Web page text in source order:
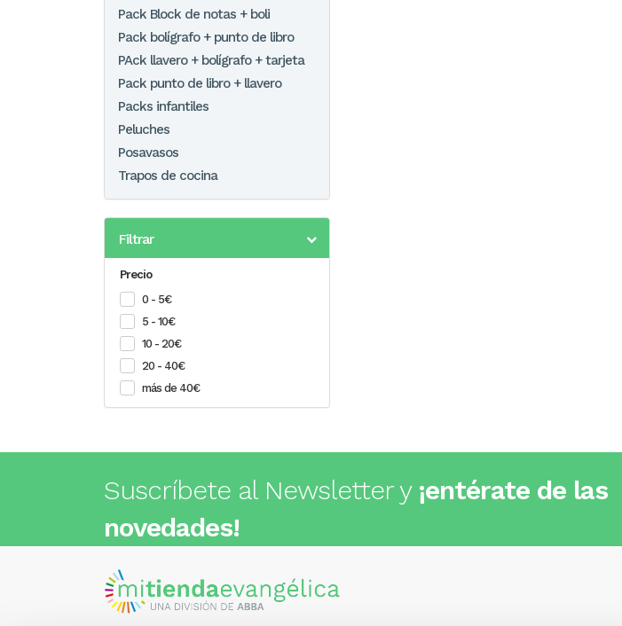
Pack Block de notas + boli
Pack bolígrafo + punto de libro
PAck llavero + bolígrafo + tarjeta
Pack punto de libro + llavero
Packs infantiles
Peluches
Posavasos
Trapos de cocina
Filtrar
Precio
0 - 5€
5 - 10€
10 - 20€
20 - 40€
más de 40€
Suscríbete al Newsletter y ¡entérate de las
novedades!